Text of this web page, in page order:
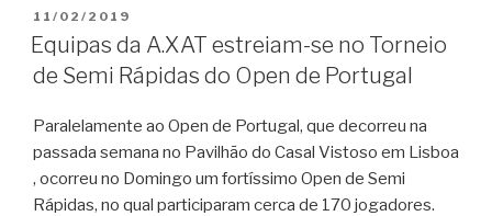
PUBLICADO
EM
11/02/2019
Equipas da A.XAT estreiam-se no Torneio
de Semi Rápidas do Open de Portugal
Paralelamente ao Open de Portugal, que decorreu na
passada semana no Pavilhão do Casal Vistoso em Lisboa
, ocorreu no Domingo um fortíssimo Open de Semi
Rápidas, no qual participaram cerca de 170 jogadores.